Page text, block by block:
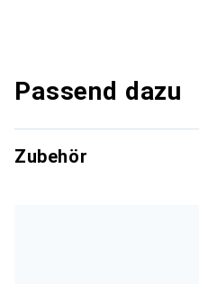
Passend dazu
Zubehör